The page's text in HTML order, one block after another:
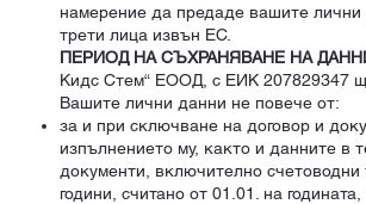
намерение да предаде вашите лични
трети лица извън ЕС.
ПЕРИОД НА СЪХРАНЯВАНЕ НА
Кидс Стем“ ЕООД, с ЕИК 207829347
Вашите лични данни не повече от:
за и при сключване на договор и
изпълнението му, както и данните в
документи, включително счетоводни
години, считано от 01.01. на